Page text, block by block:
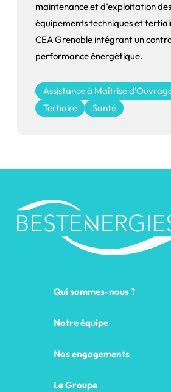
maintenance et d’exploitation
équipements techniques et
CEA Grenoble intégrant un
performance énergétique.
Assistance à Maîtrise
Tertiaire
Santé
Qui sommes-nous ?
Notre équipe
Nos engagements
Le Groupe